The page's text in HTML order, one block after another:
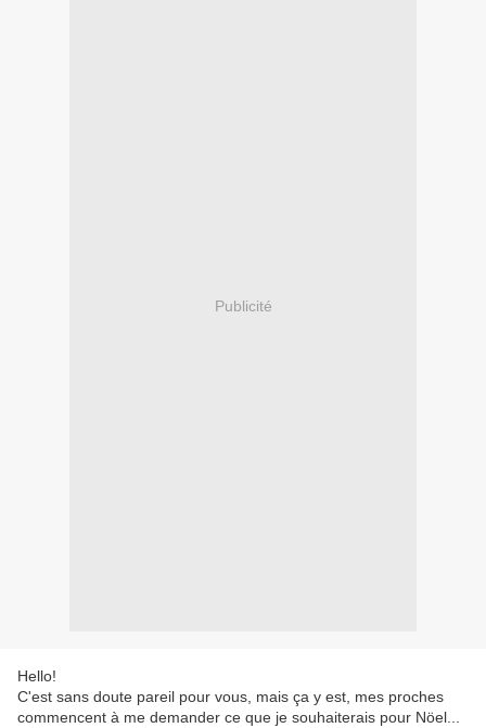
Publicité
Hello!
C'est sans doute pareil pour vous, mais ça y est, mes proches
commencent à me demander ce que je souhaiterais pour Nöel...